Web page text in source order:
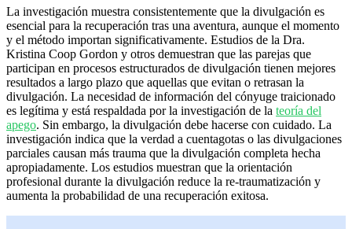
La investigación muestra consistentemente que la divulgación es
esencial para la recuperación tras una aventura, aunque el momento
y el método importan significativamente. Estudios de la Dra.
Kristina Coop Gordon y otros demuestran que las parejas que
participan en procesos estructurados de divulgación tienen mejores
resultados a largo plazo que aquellas que evitan o retrasan la
divulgación. La necesidad de información del cónyuge traicionado
es legítima y está respaldada por la investigación de la teoría del
apego. Sin embargo, la divulgación debe hacerse con cuidado. La
investigación indica que la verdad a cuentagotas o las divulgaciones
parciales causan más trauma que la divulgación completa hecha
apropiadamente. Los estudios muestran que la orientación
profesional durante la divulgación reduce la re-traumatización y
aumenta la probabilidad de una recuperación exitosa.